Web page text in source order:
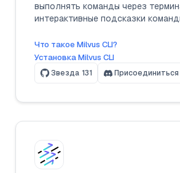
выполнять команды через
интерактивные подсказки
Что такое Milvus CLI?
Установка Milvus CLI
Звезда 131